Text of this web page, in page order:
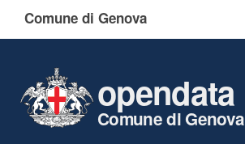
Comune di Genova
opendata
Comune di Genova